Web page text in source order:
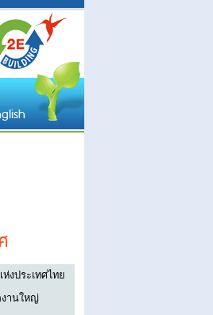
งประเทศไทย
านใหญ่